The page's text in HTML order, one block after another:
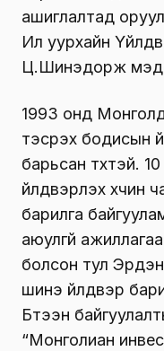
ашиглалтад
Ил уурхайн
Ц.Шинэдорж
1993 онд
тэсрэх бодисын
барьсан түүхтэй.
үйлдвэрлэх хүчин
барилга
аюулгүй
болсон тул
шинэ үйлдвэр
Бүтээн
“Монголиан